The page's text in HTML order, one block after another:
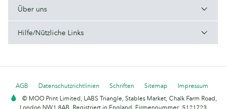
Über uns
Hilfe/Nützliche Links
AGB Datenschutzrichtlinien Schriften Sitemap
Impressum
© MOO Print Limited, LABS Triangle, Stables Market, Chalk Farm Road,
London NW1 8AB. Registriert in England, Firmennummer: 5121723